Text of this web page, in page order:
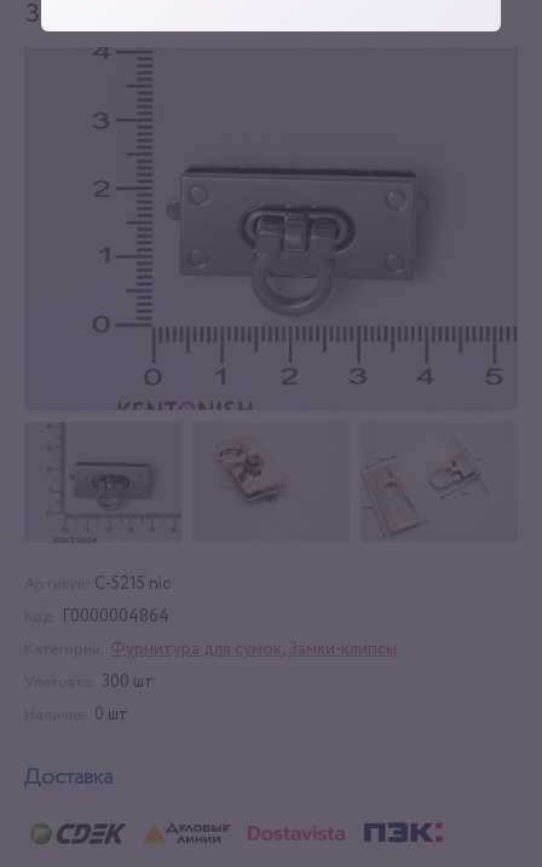
ЗАМОК-КЛИПСА
С-5215 nic
Г0000004864
Фурнитура для сумок, Замки-клипсы
300 шт
0 шт
Доставка